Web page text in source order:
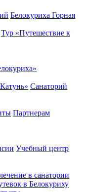
Белокуриха Горная
Тур «Путешествие к
Санаторий
Партнерам
Учебный центр
в санатории
в Белокуриху